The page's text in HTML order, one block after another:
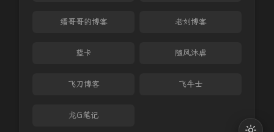
缙哥哥的博客 老刘博客
蓝卡 随风沐虐
飞刀博客 飞牛士
龙G笔记